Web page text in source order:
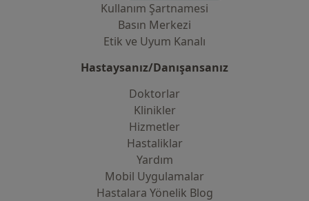
Kullanım Şartnamesi
Basın Merkezi
Etik ve Uyum Kanalı
Hastaysanız/Danışansanız
Doktorlar
Klinikler
Hizmetler
Hastaliklar
Yardım
Mobil Uygulamalar
Hastalara Yönelik Blog